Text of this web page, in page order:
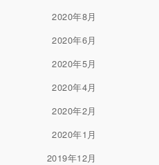
2020年8月
2020年6月
2020年5月
2020年4月
2020年2月
2020年1月
2019年12月